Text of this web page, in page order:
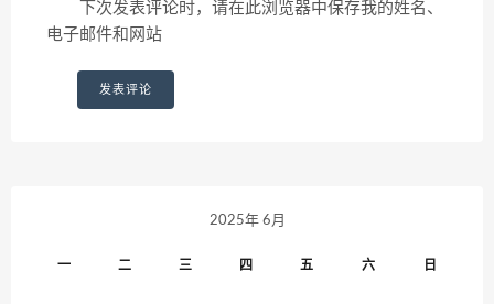
下次发表评论时，请在此浏览器中保存我的姓名、
电子邮件和网站
2025年 6月
一 二 三 四 五 六 日